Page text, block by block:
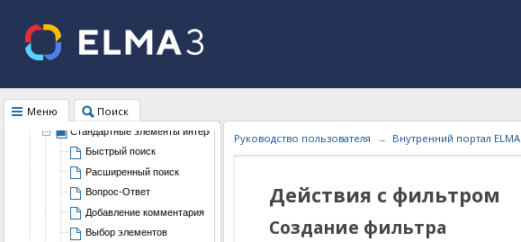
Меню Поиск
Задачи
Компания
Работа с клиентами
Трудозатраты
Стандартные элементы интерфейса
Быстрый поиск
Расширенный поиск
Вопрос-Ответ
Добавление комментария
Выбор элементов
Руководство пользователя Внутренний портал ELMA
Действия с фильтром
Создание фильтра